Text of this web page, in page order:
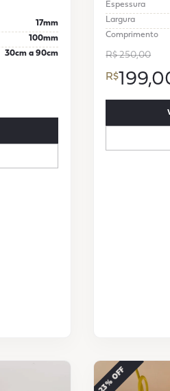
17mm
100mm
30cm a 90cm
Espessura
Largura
Comprimento
R$ 250,00
−23% OFF